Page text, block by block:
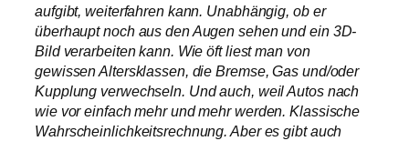
aufgibt, weiterfahren kann. Unabhängig, ob er
überhaupt noch aus den Augen sehen und ein 3D-
Bild verarbeiten kann. Wie öft liest man von
gewissen Altersklassen, die Bremse, Gas und/oder
Kupplung verwechseln. Und auch, weil Autos nach
wie vor einfach mehr und mehr werden. Klassische
Wahrscheinlichkeitsrechnung. Aber es gibt auch